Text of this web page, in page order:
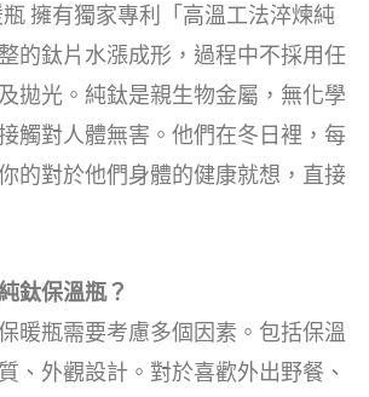
擁有獨家專利「高溫工法淬煉純
的鈦片水漲成形，過程中不採用任
拋光。純鈦是親生物金屬，無化學
觸對人體無害。他們在冬日裡，每
的對於他們身體的健康就想，直接
鈦保溫瓶？
暖瓶需要考慮多個因素。包括保溫
、外觀設計。對於喜歡外出野餐、